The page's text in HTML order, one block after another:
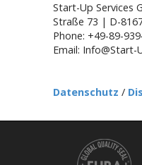
Start-Up Services
Straße 73 | D-
Phone: +49-89-
Email: Info@Start-
Datenschutz /